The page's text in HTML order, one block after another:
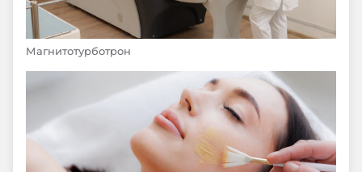
Магнитотурботрон